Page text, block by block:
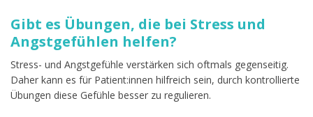
Gibt es Übungen, die bei Stress und
Angstgefühlen helfen?
Stress- und Angstgefühle verstärken sich oftmals gegenseitig.
Daher kann es für Patient:innen hilfreich sein, durch kontrollierte
Übungen diese Gefühle besser zu regulieren.